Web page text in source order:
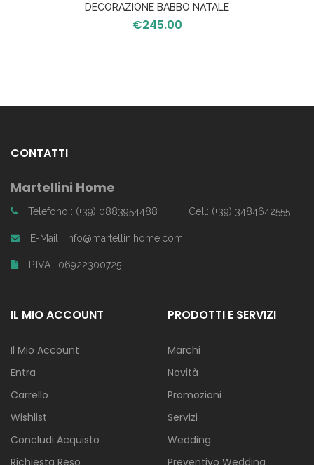
DECORAZIONE BABBO NATALE
DA PARETE
€245.00
CONTATTI
Martellini Home
Telefono : (+39) 0883954488 Cell: (+39) 3484642555
E-Mail : info@martellinihome.com
P.IVA : 06922300725
IL MIO ACCOUNT
Il Mio Account
Entra
Carrello
Wishlist
Concludi Acquisto
PRODOTTI E SERVIZI
Marchi
Novità
Promozioni
Servizi
Wedding